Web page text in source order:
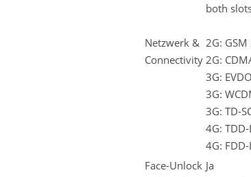
Netzwerk &
Connectivity
both
2G:
2G:
3G:
3G:
3G: TD-
4G:
4G:
Face-Unlock Ja